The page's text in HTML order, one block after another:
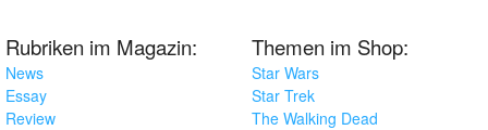
Rubriken im Magazin:
News
Essay
Review
Themen im Shop:
Star Wars
Star Trek
The Walking Dead